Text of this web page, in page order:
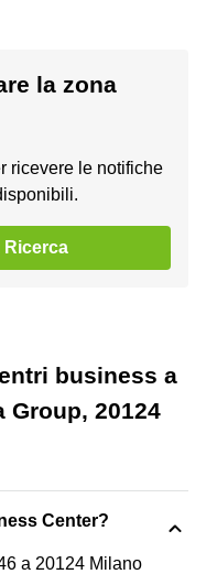
la zona
ricevere le notifiche
Ricerca
business a
Group, 20124
Center?
a 20124 Milano